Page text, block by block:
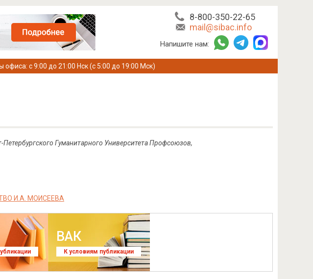
8-800-350-22-65
mail@sibac.info
Напишите нам:
офиса: с 9:00 до 21:00 Нск (с 5:00 до 19:00 Мск)
Петербургского Гуманитарного Университета Профсоюзов,
И.А. МОИСЕЕВА
ВАК
К условиям публикации